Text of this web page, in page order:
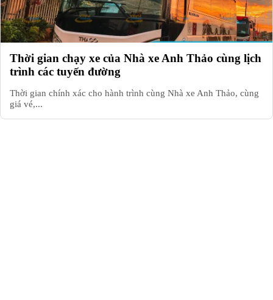
Thời gian chạy xe của Nhà xe Anh Thảo cùng lịch
trình các tuyến đường
Thời gian chính xác cho hành trình cùng Nhà xe Anh Thảo, cùng
giá vé,...